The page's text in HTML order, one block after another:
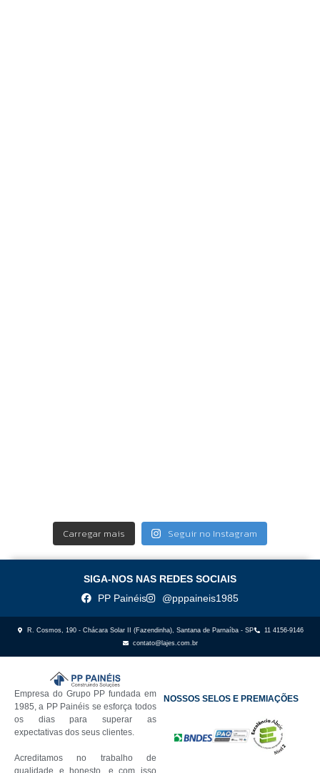
Carregar mais Seguir no Instagram
SIGA-NOS NAS REDES SOCIAIS
PP Painéis
@pppaineis1985
R. Cosmos, 190 - Chácara Solar II (Fazendinha), Santana de Parnaíba - SP
11 4156-9146
contato@lajes.com.br
Empresa do Grupo PP fundada em
1985, a PP Painéis se esforça todos
os dias para superar as
expectativas dos seus clientes.
Acreditamos no trabalho de
NOSSOS SELOS E PREMIAÇÕES